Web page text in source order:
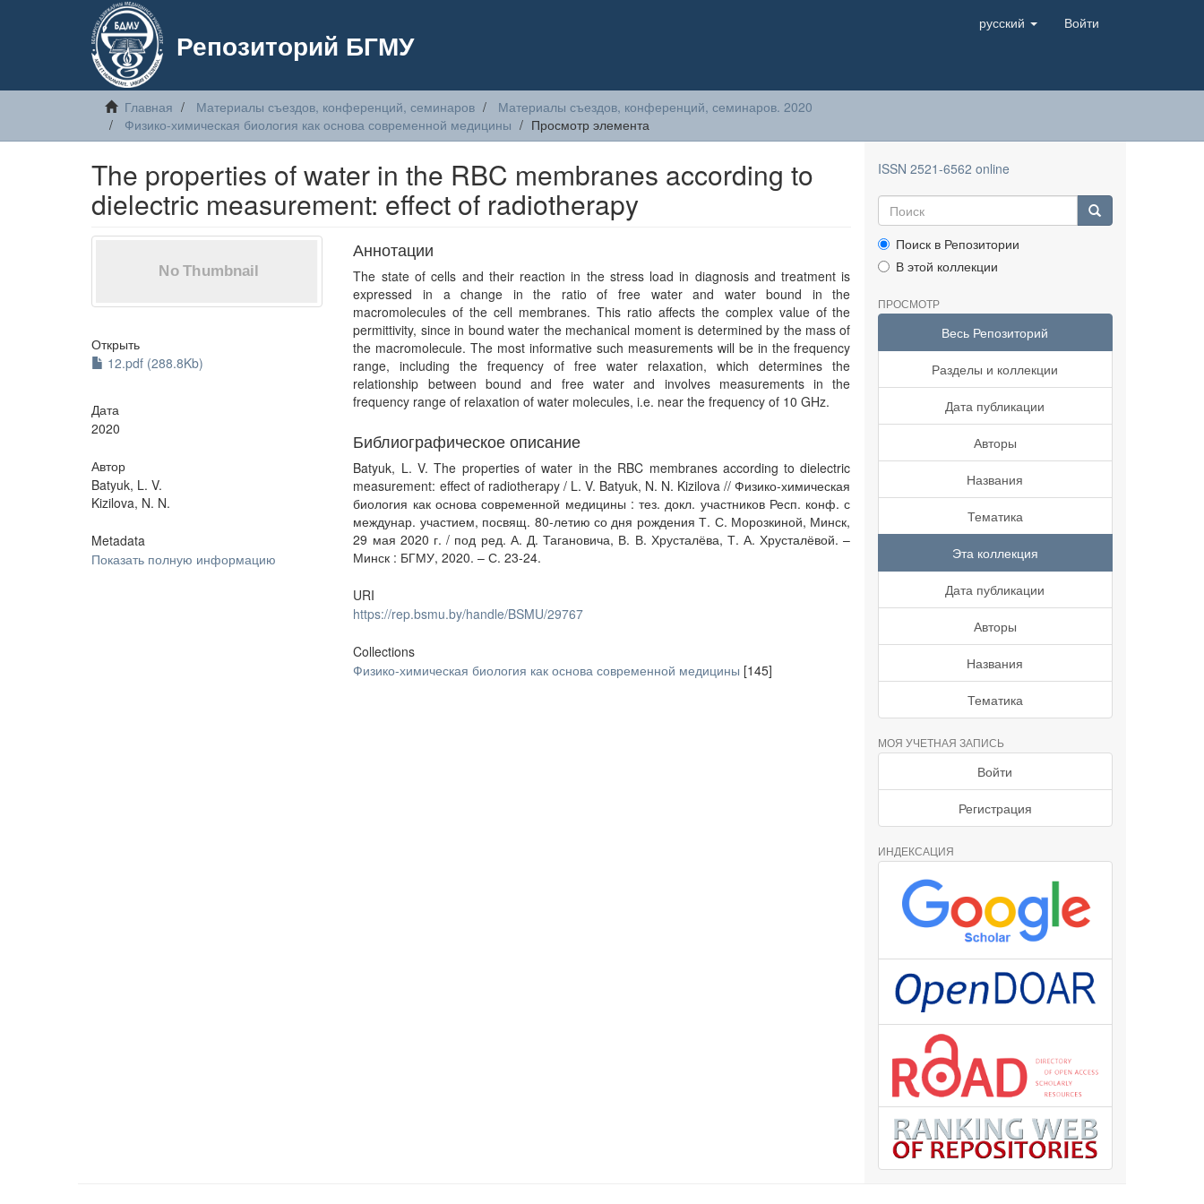
Репозиторий БГМУ
русский Войти
Главная Материалы съездов, конференций, семинаров
Материалы съездов, конференций, семинаров. 2020
Физико-химическая биология как основа современной медицины
Просмотр элемента
The properties of water in the RBC membranes according to
dielectric measurement: effect of radiotherapy
Открыть
12.pdf (288.8Kb)
Дата
2020
Автор
Batyuk, L. V.
Kizilova, N. N.
Metadata
Показать полную информацию
Аннотации
The state of cells and their reaction in the stress load in diagnosis and treatment is
expressed in a change in the ratio of free water and water bound in the
macromolecules of the cell membranes. This ratio affects the complex value of the
permittivity, since in bound water the mechanical moment is determined by the mass of
the macromolecule. The most informative such measurements will be in the frequency
range, including the frequency of free water relaxation, which determines the
relationship between bound and free water and involves measurements in the
frequency range of relaxation of water molecules, i.e. near the frequency of 10 GHz.
Библиографическое описание
Batyuk, L. V. The properties of water in the RBC membranes according to dielectric
measurement: effect of radiotherapy / L. V. Batyuk, N. N. Kizilova // Физико-химическая
биология как основа современной медицины : тез. докл. участников Респ. конф. с
междунар. участием, посвящ. 80-летию со дня рождения Т. С. Морозкиной, Минск,
29 мая 2020 г. / под ред. А. Д. Тагановича, В. В. Хрусталёва, Т. А. Хрусталёвой. –
Минск : БГМУ, 2020. – С. 23-24.
URI
https://rep.bsmu.by/handle/BSMU/29767
Collections
Физико-химическая биология как основа современной медицины [145]
ISSN 2521-6562 online
Поиск в Репозитории
В этой коллекции
ПРОСМОТР
Весь Репозиторий
Разделы и коллекции
Дата публикации
Авторы
Названия
Тематика
Эта коллекция
Дата публикации
Авторы
Названия
Тематика
МОЯ УЧЕТНАЯ ЗАПИСЬ
Войти
Регистрация
ИНДЕКСАЦИЯ